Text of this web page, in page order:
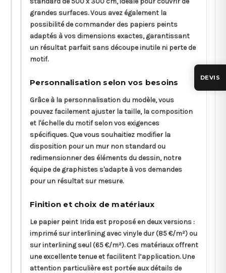
grandes surfaces. Vous avez également la
possibilité de commander des papiers peints
adaptés à vos dimensions exactes, garantissant
un résultat parfait sans découpe inutile ni perte de
motif.
Personnalisation selon vos besoins
Grâce à la personnalisation du modèle, vous
pouvez facilement ajuster la taille, la composition
et l'échelle du motif selon vos exigences
spécifiques. Que vous souhaitiez modifier la
disposition pour un mur non standard ou
redimensionner des éléments du dessin, notre
équipe de graphistes s'adapte à vos demandes
pour un résultat sur mesure.
Finition et choix de matériaux
Le papier peint Irida est proposé en deux versions :
imprimé sur interlining avec vinyle dur (85 €/m²) ou
sur interlining seul (65 €/m²). Ces matériaux offrent
une excellente tenue et facilitent l’application. Une
attention particulière est portée aux détails de
DEVIS